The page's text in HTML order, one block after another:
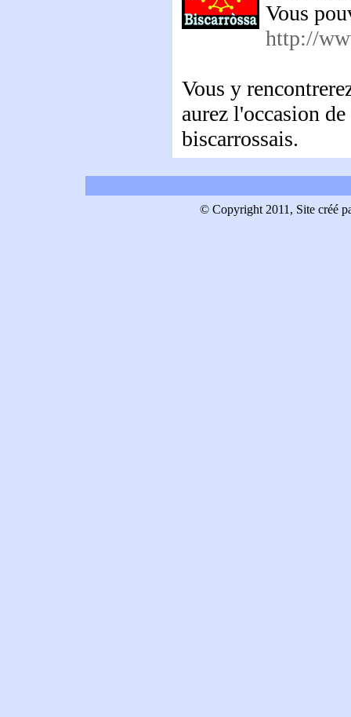
Vous
http://
Vous y
aurez l'occasion
biscarrossais.
© Copyright 2011, Site créé